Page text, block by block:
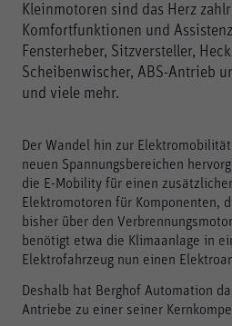
Kleinmotoren sind das Herz
Komfortfunktionen und
Fensterheber, Sitzversteller,
Scheibenwischer, ABS-Antrieb
und viele mehr.
Der Wandel hin zur
neuen Spannungsbereichen
die E-Mobility für einen
Elektromotoren für Komponenten,
bisher über den
benötigt etwa die Klimaanlage in
Elektrofahrzeug nun einen
Deshalb hat Berghof Automation
Antriebe zu einer seiner